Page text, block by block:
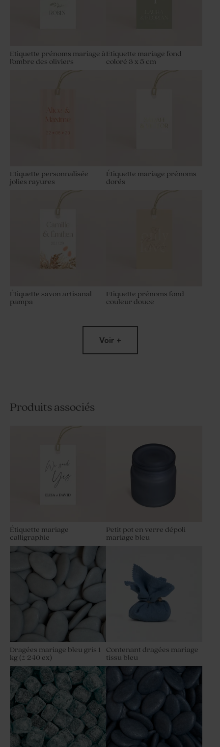
Etiquette prénoms mariage à
l'ombre des oliviers
Etiquette mariage fond
coloré 3 x 5 cm
Etiquette personnalisée
jolies rayures
Étiquette mariage prénoms
dorés
Étiquette savon artisanal
pampa
Etiquette prénoms fond
couleur douce
Etiquette mariage
Etiquette personnalisée
mariage photo romantique
Etiquette prénoms mariage
motif floral et papier naturel
Étiquette mariage terracotta
graphique
Voir +
Produits associés
Étiquette mariage
calligraphie
Petit pot en verre dépoli
mariage bleu
Dragées mariage bleu gris 1
kg (± 240 ex)
Contenant dragées mariage
tissu bleu